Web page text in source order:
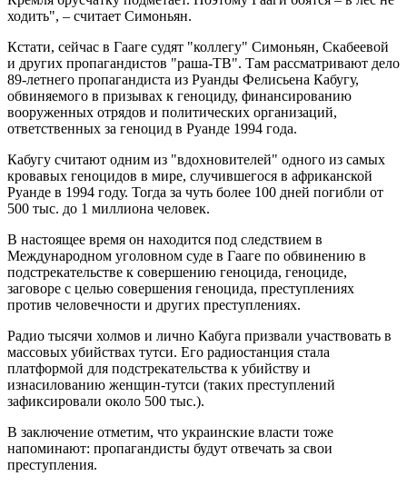
ходить", – считает Симоньян.
Кстати, сейчас в Гааге судят "коллегу" Симоньян, Скабеевой
и других пропагандистов "раша-ТВ". Там рассматривают дело
89-летнего пропагандиста из Руанды Фелисьена Кабугу,
обвиняемого в призывах к геноциду, финансированию
вооруженных отрядов и политических организаций,
ответственных за геноцид в Руанде 1994 года.
Кабугу считают одним из "вдохновителей" одного из самых
кровавых геноцидов в мире, случившегося в африканской
Руанде в 1994 году. Тогда за чуть более 100 дней погибли от
500 тыс. до 1 миллиона человек.
В настоящее время он находится под следствием в
Международном уголовном суде в Гааге по обвинению в
подстрекательстве к совершению геноцида, геноциде,
заговоре с целью совершения геноцида, преступлениях
против человечности и других преступлениях.
Радио тысячи холмов и лично Кабуга призвали участвовать в
массовых убийствах тутси. Его радиостанция стала
платформой для подстрекательства к убийству и
изнасилованию женщин-тутси (таких преступлений
зафиксировали около 500 тыс.).
В заключение отметим, что украинские власти тоже
напоминают: пропагандисты будут отвечать за свои
преступления.